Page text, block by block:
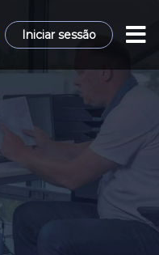
Iniciar sessão